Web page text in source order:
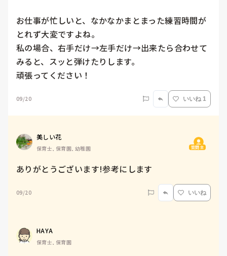
お仕事が忙しいと、なかなかまとまった練習時間が
とれず大変ですよね。
私の場合、右手だけ→左手だけ→出来たら合わせて
みると、スッと弾けたりします。
頑張ってください！
09/20 いいね 1
美しい花
保育士, 保育園, 幼稚園 質問主
ありがとうございます!参考にします
09/20 いいね
HAYA
保育士, 保育園